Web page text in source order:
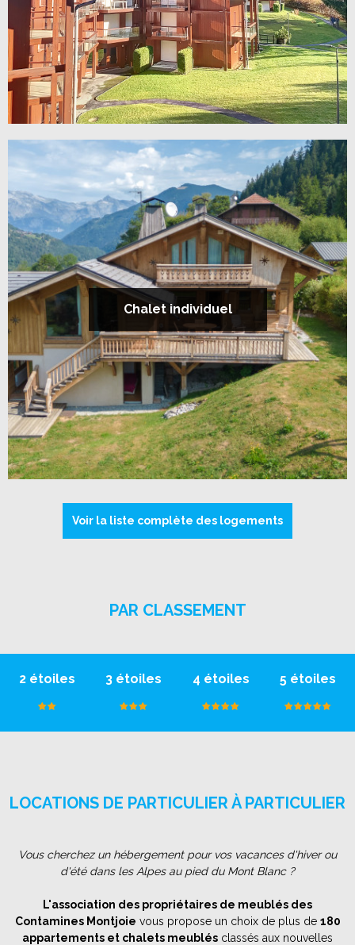
Chalet individuel
Voir la liste complète des logements
PAR CLASSEMENT
2 étoiles 3 étoiles 4 étoiles 5 étoiles
LOCATIONS DE PARTICULIER À PARTICULIER
Vous cherchez un hébergement pour vos vacances d'hiver ou
d'été dans les Alpes au pied du Mont Blanc ?
L'association des propriétaires de meublés des
Contamines Montjoie vous propose un choix de plus de 180
appartements et chalets meublés classés aux nouvelles